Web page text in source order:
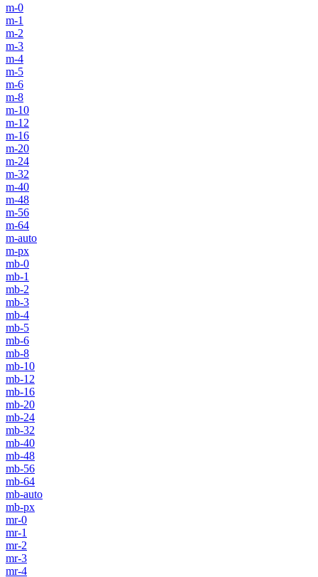
m-0
m-1
m-2
m-3
m-4
m-5
m-6
m-8
m-10
m-12
m-16
m-20
m-24
m-32
m-40
m-48
m-56
m-64
m-auto
m-px
mb-0
mb-1
mb-2
mb-3
mb-4
mb-5
mb-6
mb-8
mb-10
mb-12
mb-16
mb-20
mb-24
mb-32
mb-40
mb-48
mb-56
mb-64
mb-auto
mb-px
mr-0
mr-1
mr-2
mr-3
mr-4